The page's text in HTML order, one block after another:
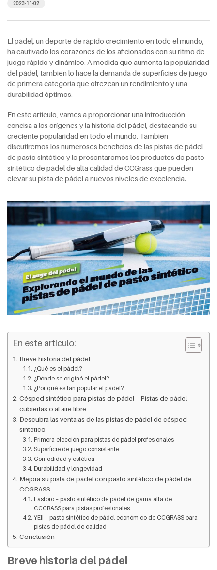
2023-11-02
El pádel, un deporte de rápido crecimiento en todo el mundo,
ha cautivado los corazones de los aficionados con su ritmo de
juego rápido y dinámico. A medida que aumenta la popularidad
del pádel, también lo hace la demanda de superficies de juego
de primera categoría que ofrezcan un rendimiento y una
durabilidad óptimos.
En este artículo, vamos a proporcionar una introducción
concisa a los orígenes y la historia del pádel, destacando su
creciente popularidad en todo el mundo. También
discutiremos los numerosos beneficios de las pistas de pádel
de pasto sintético y le presentaremos los productos de pasto
sintético de pádel de alta calidad de CCGrass que pueden
elevar su pista de pádel a nuevos niveles de excelencia.
En este artículo:
Breve historia del pádel
¿Qué es el pádel?
¿Dónde se originó el pádel?
¿Por qué es tan popular el pádel?
Césped sintético para pistas de pádel – Pistas de pádel
cubiertas o al aire libre
Descubra las ventajas de las pistas de pádel de césped
sintético
Primera elección para pistas de pádel profesionales
Superficie de juego consistente
Comodidad y estética
Durabilidad y longevidad
Mejora su pista de pádel con pasto sintético de pádel de
CCGRASS
Fastpro – pasto sintético de pádel de gama alta de
CCGRASS para pistas profesionales
YEII – pasto sintético de pádel económico de CCGRASS para
pistas de pádel de calidad
Conclusión
Breve historia del pádel